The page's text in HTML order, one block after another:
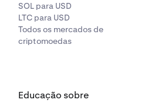
SOL para USD
LTC para USD
Todos os mercados de
criptomoedas
Educação sobre